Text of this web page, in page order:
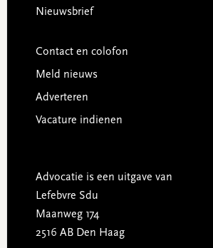
Nieuwsbrief
Contact en colofon
Meld nieuws
Adverteren
Vacature indienen
Advocatie is een uitgave van
Lefebvre Sdu
Maanweg 174
2516 AB Den Haag